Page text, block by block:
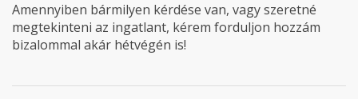
Amennyiben bármilyen kérdése van, vagy szeretné
megtekinteni az ingatlant, kérem forduljon hozzám
bizalommal akár hétvégén is!